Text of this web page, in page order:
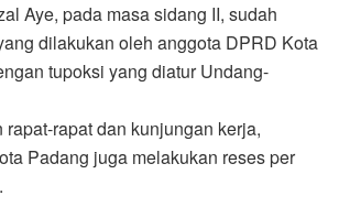
Aye, pada masa sidang II, sudah
dilakukan oleh anggota DPRD Kota
tupoksi yang diatur Undang-
rapat dan kunjungan kerja,
Padang juga melakukan reses per